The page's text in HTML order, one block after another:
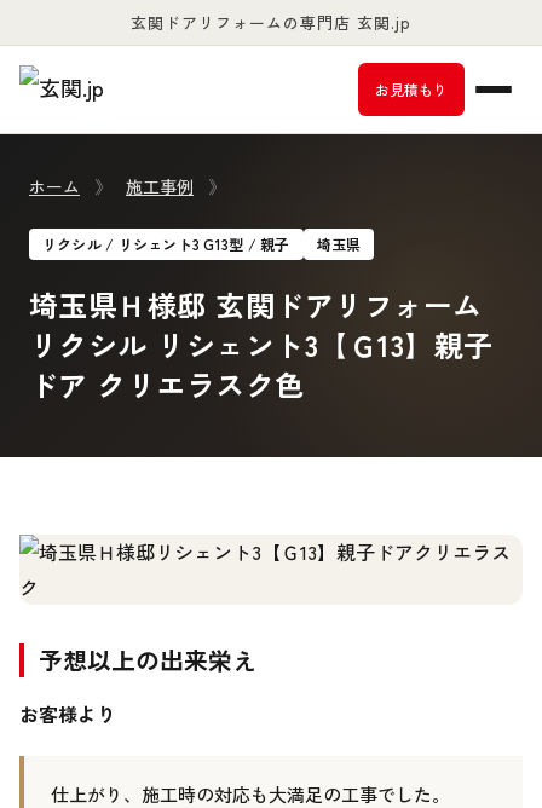
玄関ドアリフォームの専門店 玄関.jp
お見積もり
ホーム 》 施工事例 》
リクシル / リシェント3 G13型 / 親子 埼玉県
埼玉県Ｈ様邸 玄関ドアリフォーム
リクシル リシェント3【Ｇ13】親子
ドア クリエラスク色
予想以上の出来栄え
お客様より
仕上がり、施工時の対応も大満足の工事でした。